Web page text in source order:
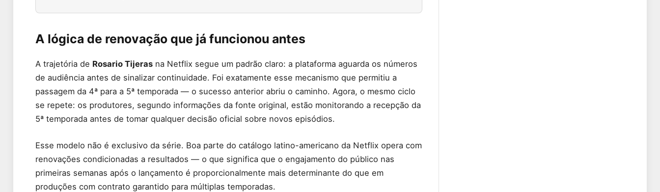
A lógica de renovação que já funcionou antes
A trajetória de Rosario Tijeras na Netflix segue um padrão claro: a plataforma aguarda os números
de audiência antes de sinalizar continuidade. Foi exatamente esse mecanismo que permitiu a
passagem da 4ª para a 5ª temporada — o sucesso anterior abriu o caminho. Agora, o mesmo ciclo
se repete: os produtores, segundo informações da fonte original, estão monitorando a recepção da
5ª temporada antes de tomar qualquer decisão oficial sobre novos episódios.
Esse modelo não é exclusivo da série. Boa parte do catálogo latino-americano da Netflix opera com
renovações condicionadas a resultados — o que significa que o engajamento do público nas
primeiras semanas após o lançamento é proporcionalmente mais determinante do que em
produções com contrato garantido para múltiplas temporadas.